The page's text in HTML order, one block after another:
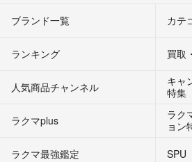
ブランド一覧 カテ
ランキング 買取
人気商品チャンネル
キャ
特集
ラクマplus
ラク
ョン
ラクマ最強鑑定
SPU